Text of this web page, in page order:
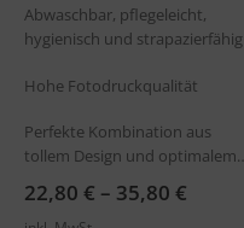
Abwaschbar, pflegeleicht,
hygienisch und strapazierfähig
Hohe Fotodruckqualität
Perfekte Kombination aus
tollem Design und optimalem
22,80 € – 35,80 €